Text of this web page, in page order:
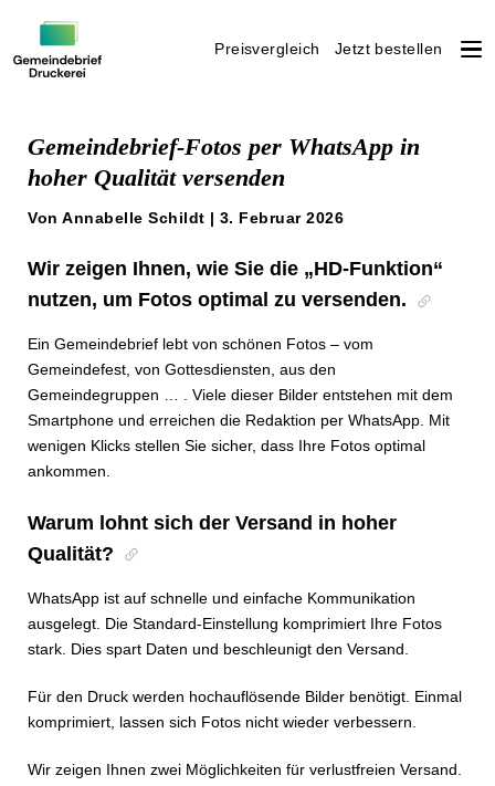
Preisvergleich Jetzt bestellen
InhaltGemeindebrief-Fotos per WhatsApp in
hoher Qualität versenden
Von Annabelle Schildt | 3. Februar 2026
Wir zeigen Ihnen, wie Sie die „HD-Funktion“
nutzen, um Fotos optimal zu versenden.
Ein Gemeindebrief lebt von schönen Fotos – vom
Gemeindefest, von Gottesdiensten, aus den
Gemeindegruppen … . Viele dieser Bilder entstehen mit dem
Smartphone und erreichen die Redaktion per WhatsApp. Mit
wenigen Klicks stellen Sie sicher, dass Ihre Fotos optimal
ankommen.
Warum lohnt sich der Versand in hoher
Qualität?
WhatsApp ist auf schnelle und einfache Kommunikation
ausgelegt. Die Standard-Einstellung komprimiert Ihre Fotos
stark. Dies spart Daten und beschleunigt den Versand.
Für den Druck werden hochauflösende Bilder benötigt. Einmal
komprimiert, lassen sich Fotos nicht wieder verbessern.
Wir zeigen Ihnen zwei Möglichkeiten für verlustfreien Versand.